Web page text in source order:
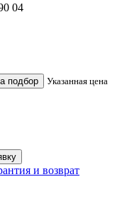
04
подбор
Указанная цена
и возврат